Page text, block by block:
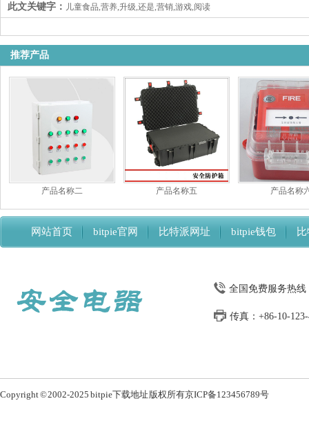
此文关键字： 儿童食品,营养,升级,还是,营销,游戏,阅读
推荐产品
产品名称二 产品名称五 产品名称
网站首页 bitpie官网 比特派网址 bitpie钱包
全国免费服务热线
传真：+86-10-
Copyright © 2002-2025 bitpie下载地址 版权所有京ICP备123456789号